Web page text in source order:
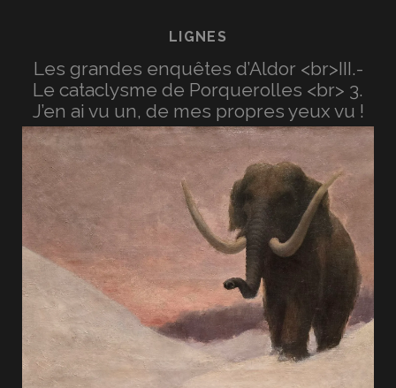
LIGNES
Les grandes enquêtes d’Aldor <br>III.-
Le cataclysme de Porquerolles <br> 3.
J’en ai vu un, de mes propres yeux vu !